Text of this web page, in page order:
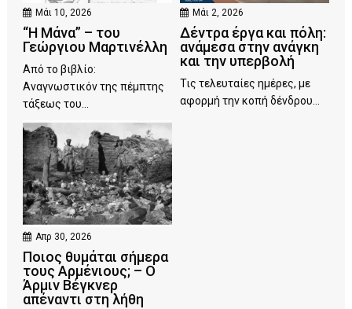
Μάι 10, 2026
“Η Μάνα” – του
Γεώργιου Μαρτινέλλη
Από το βιβλίο:
Αναγνωστικόν της πέμπτης
τάξεως του...
Μάι 2, 2026
Δέντρα έργα και πόλη:
ανάμεσα στην ανάγκη
και την υπερβολή
Τις τελευταίες ημέρες, με
αφορμή την κοπή δένδρου...
Απρ 30, 2026
Ποιος θυμάται σήμερα
τους Αρμένιους; – Ο
Άρμιν Βέγκνερ
απέναντι στη λήθη